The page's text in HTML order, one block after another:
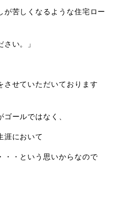
が苦しくなるような住宅ロー
い。」
させていただいております
ールではなく、
涯において
・・という思いからなので